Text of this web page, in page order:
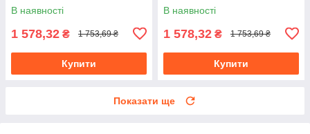
В наявності
1 578,32 ₴ 1 753,69 ₴
Купити
В наявності
1 578,32 ₴ 1 753,69 ₴
Купити
Показати ще